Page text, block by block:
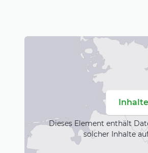
in der Region auf und zeigen
Regionalgenuss sein kann.
Dieses Element enthält
solcher Inhalte